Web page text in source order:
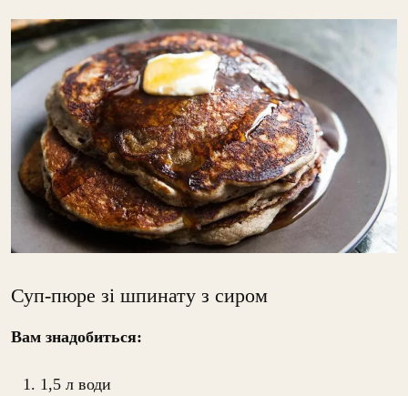
Суп-пюре зі шпинату з сиром
Вам знадобиться:
1,5 л води